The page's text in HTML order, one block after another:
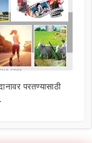
परतण्यासाठी